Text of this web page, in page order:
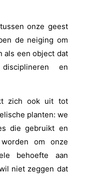
onze geest
de neiging om
als een object dat
en
zich ook uit tot
planten: we
die gebruikt en
om onze
behoefte aan
niet zeggen dat